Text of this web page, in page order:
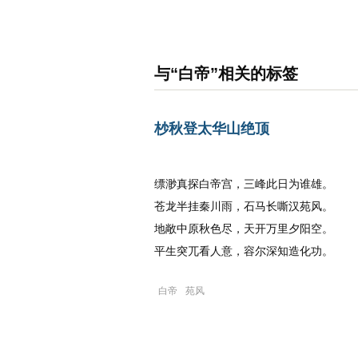
与“白帝”相关的标签
杪秋登太华山绝顶
缥渺真探白帝宫，三峰此日为谁雄。
苍龙半挂秦川雨，石马长嘶汉苑风。
地敞中原秋色尽，天开万里夕阳空。
平生突兀看人意，容尔深知造化功。
白帝 苑风